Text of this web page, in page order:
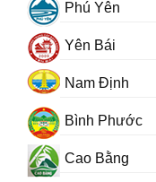
Phú Yên
Yên Bái
Nam Định
Bình Phước
Cao Bằng